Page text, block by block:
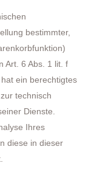
bestimmter,
Art. 6 Abs. 1 lit. f
ein berechtigtes
technisch
Dienste.
Ihres
diese in dieser